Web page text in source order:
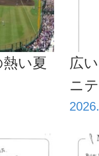
い夏
広
ニ